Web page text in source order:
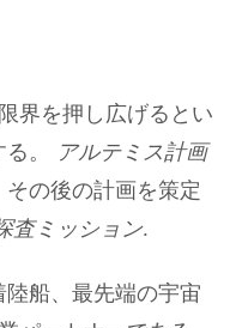
界を押し広げるとい
。
アルテミス計画
の後の計画を策定
査ミッション.
船、最先端の宇宙